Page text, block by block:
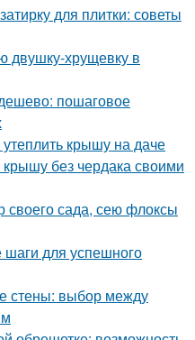
для плитки: советы
двушку-хрущевку в
пошаговое
крышу на даче
крышу без чердака своими
своего сада, сею флоксы
для успешного
стены: выбор между